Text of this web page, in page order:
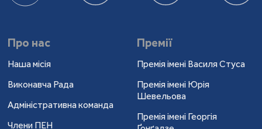
Про нас
Наша місія
Виконавча Рада
Адміністративна команда
Члени ПЕН
Премії
Премія імені Василя Стуса
Премія імені Юрія
Шевельова
Премія імені Георгія